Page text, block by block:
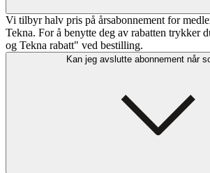
Vi tilbyr halv pris på årsabonnement for
Tekna. For å benytte deg av rabatten trykker
og Tekna rabatt" ved bestilling.
Kan jeg avslutte abonnement når